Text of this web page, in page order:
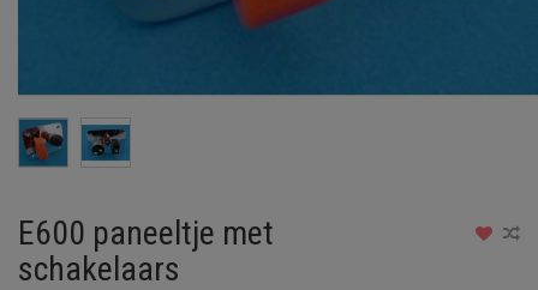
E600 paneeltje met
schakelaars